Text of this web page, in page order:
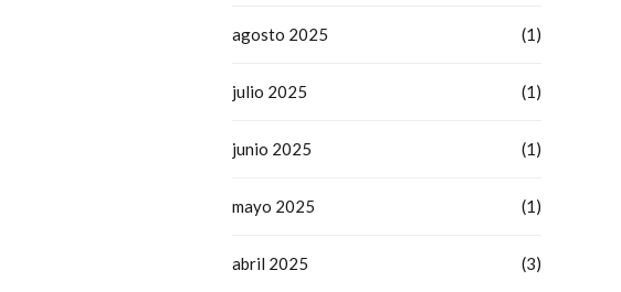
agosto 2025 (1)
julio 2025 (1)
junio 2025 (1)
mayo 2025 (1)
abril 2025 (3)